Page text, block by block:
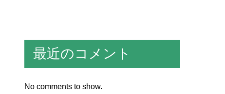
最近のコメント
No comments to show.